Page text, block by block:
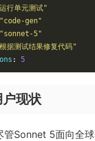
行单元测试"
"code-gen"
"sonnet-5"
据测试结果修复代码"
: 5
户现状
管Sonnet 5面向全